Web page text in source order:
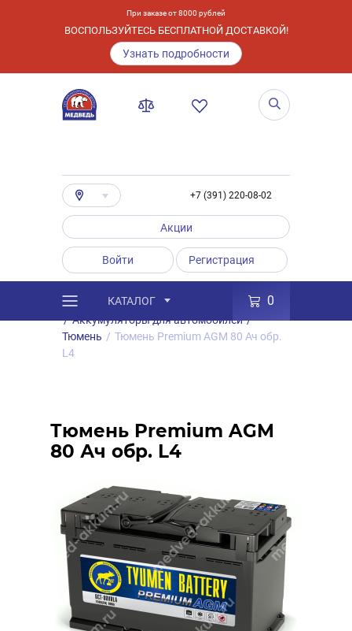
При заказе от 8000 рублей
ВОСПОЛЬЗУЙТЕСЬ БЕСПЛАТНОЙ ДОСТАВКОЙ!
Узнать подробности
+7 (391) 220-08-02
Акции
Войти Регистрация
КАТАЛОГ 0
Каталог / Товары
Аккумуляторы
/ Аккумуляторы для автомобилей /
Тюмень / Тюмень Premium AGM 80 Ач обр.
L4
Тюмень Premium AGM
80 Ач обр. L4